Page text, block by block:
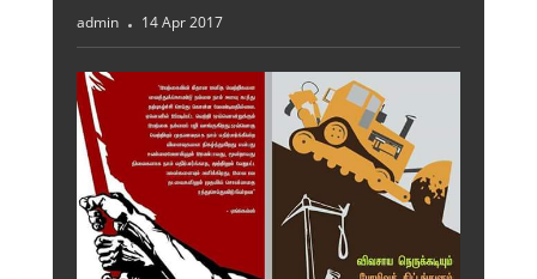
admin 14 Apr 2017